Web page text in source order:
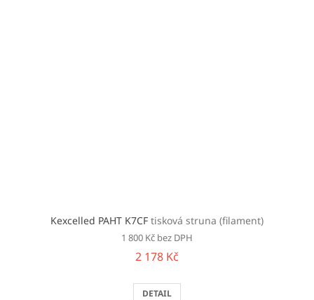
Kexcelled PAHT K7CF tisková struna (filament)
1 800 Kč bez DPH
2 178 Kč
DETAIL